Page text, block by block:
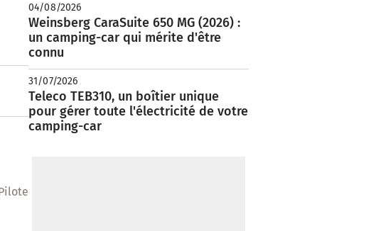
04/08/2026
Weinsberg CaraSuite 650 MG (2026) :
un camping-car qui mérite d'être
connu
31/07/2026
Teleco TEB310, un boîtier unique
pour gérer toute l'électricité de votre
camping-car